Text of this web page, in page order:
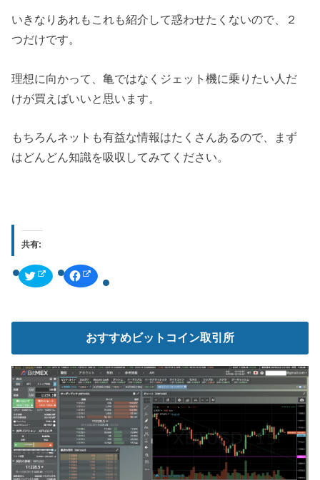
いきなりあれもこれも紹介して惑わせたくないので、２
つだけです。
理想に向かって、亀ではなくジェット機に乗りたい人だ
けが買えばいいと思います。
もちろんネットも有益な情報はたくさんあるので、まず
はどんどん知識を吸収してみてください。
共有:
ク
ッ
T
e
r
で
共
有
(
新
し
い
ウ
ィ
ン
ド
F
c
o
で
す
る
に
は
ク
リ
ッ
ク
し
て
く
だ
おすすめビットコイン取引所